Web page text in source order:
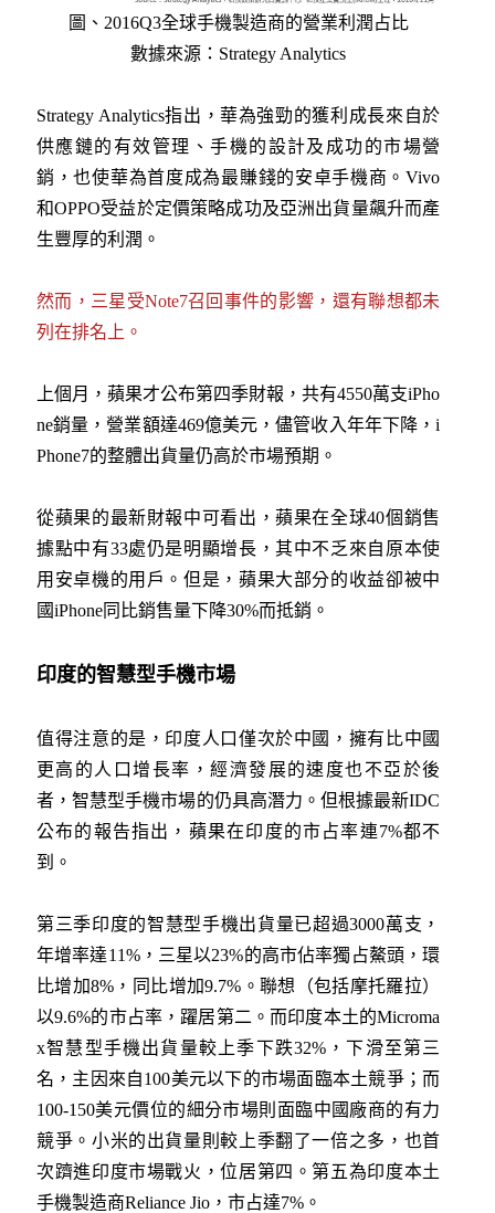
圖、2016Q3全球手機製造商的營業利潤占比
數據來源： Strategy Analytics
Strategy Analytics指出，華為強勁的獲利成長來自於
供應鏈的有效管理、手機的設計及成功的市場營
銷，也使華為首度成為最賺錢的安卓手機商。Vivo
和OPPO受益於定價策略成功及亞洲出貨量飆升而產
生豐厚的利潤。
然而，三星受Note7召回事件的影響，還有聯想都未
列在排名上。
上個月，蘋果才公布第四季財報，共有4550萬支iPho
ne銷量，營業額達469億美元，儘管收入年年下降，i
Phone7的整體出貨量仍高於市場預期。
從蘋果的最新財報中可看出，蘋果在全球40個銷售
據點中有33處仍是明顯增長，其中不乏來自原本使
用安卓機的用戶。但是，蘋果大部分的收益卻被中
國iPhone同比銷售量下降30%而抵銷。
印度的智慧型手機市場
值得注意的是，印度人口僅次於中國，擁有比中國
更高的人口增長率，經濟發展的速度也不亞於後
者，智慧型手機市場的仍具高潛力。但根據最新IDC
公布的報告指出，蘋果在印度的市占率連7%都不
到。
第三季印度的智慧型手機出貨量已超過3000萬支，
年增率達11%，三星以23%的高市佔率獨占鰲頭，環
比增加8%，同比增加9.7%。聯想（包括摩托羅拉）
以9.6%的市占率，躍居第二。而印度本土的Microma
x智慧型手機出貨量較上季下跌32%，下滑至第三
名，主因來自100美元以下的市場面臨本土競爭；而
100-150美元價位的細分市場則面臨中國廠商的有力
競爭。小米的出貨量則較上季翻了一倍之多，也首
次躋進印度市場戰火，位居第四。第五為印度本土
手機製造商Reliance Jio，市占達7%。